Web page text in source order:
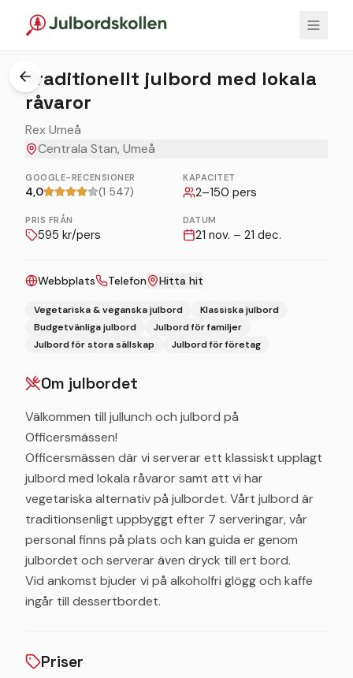
Traditionellt julbord med lokala
råvaror
Rex Umeå
Centrala Stan, Umeå
GOOGLE-RECENSIONER
4,0 (1 547)
KAPACITET
2–150 pers
PRIS FRÅN
595 kr/pers
DATUM
21 nov. – 21 dec.
Webbplats Telefon Hitta hit
Vegetariska & veganska julbord
Klassiska julbord
Budgetvänliga julbord
Julbord för familjer
Julbord för stora sällskap
Julbord för företag
Om julbordet
Välkommen till jullunch och julbord på
Officersmässen!
Officersmässen där vi serverar ett klassiskt upplagt
julbord med lokala råvaror samt att vi har
vegetariska alternativ på julbordet. Vårt julbord är
traditionsenligt uppbyggt efter 7 serveringar, vår
personal finns på plats och kan guida er genom
julbordet och serverar även dryck till ert bord.
Vid ankomst bjuder vi på alkoholfri glögg och kaffe
ingår till dessertbordet.
Priser